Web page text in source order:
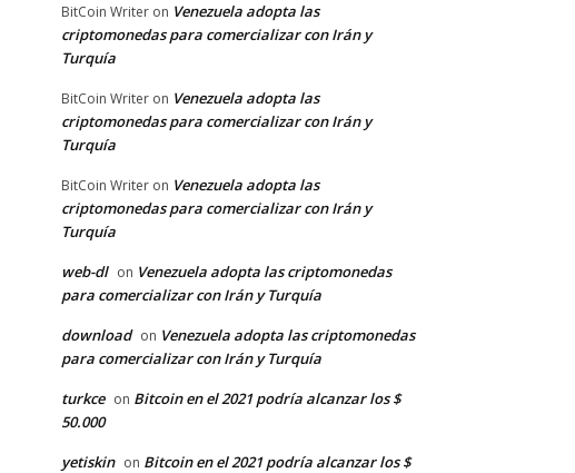
BitCoin Writer on Venezuela adopta las
criptomonedas para comercializar con Irán y
Turquía
BitCoin Writer on Venezuela adopta las
criptomonedas para comercializar con Irán y
Turquía
BitCoin Writer on Venezuela adopta las
criptomonedas para comercializar con Irán y
Turquía
web-dl on Venezuela adopta las criptomonedas
para comercializar con Irán y Turquía
download on Venezuela adopta las criptomonedas
para comercializar con Irán y Turquía
turkce on Bitcoin en el 2021 podría alcanzar los $
50.000
yetiskin on Bitcoin en el 2021 podría alcanzar los $